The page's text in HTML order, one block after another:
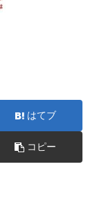
はてブ
コピー